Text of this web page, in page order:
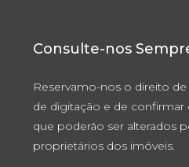
Consulte-nos
Reservamo-nos o direito
de digitação e de confirmar
que poderão ser alterados
proprietários dos imóveis.